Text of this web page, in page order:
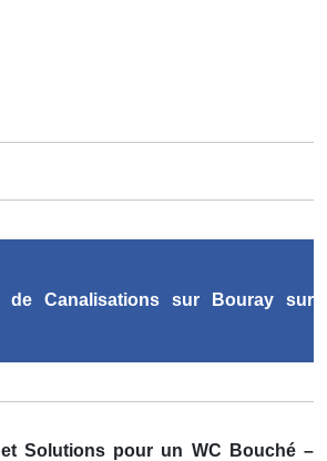
de Canalisations sur Bouray sur
Solutions pour un WC Bouché –